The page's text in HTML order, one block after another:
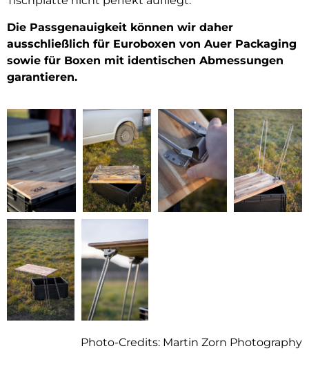
Die Passgenauigkeit können wir daher
ausschließlich für Euroboxen von Auer Packaging
sowie für Boxen mit identischen Abmessungen
garantieren.
Photo-Credits: Martin Zorn Photography